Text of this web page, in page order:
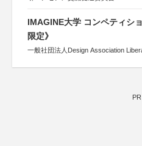
IMAGINE大学 コンペティシ
限定》
一般社団法人Design Association
PR